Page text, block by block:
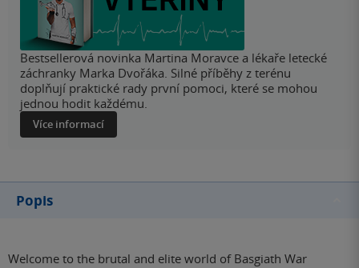
Bestsellerová novinka Martina Moravce a lékaře letecké
záchranky Marka Dvořáka. Silné příběhy z terénu
doplňují praktické rady první pomoci, které se mohou
jednou hodit každému.
Více informací
Popis
Welcome to the brutal and elite world of Basgiath War